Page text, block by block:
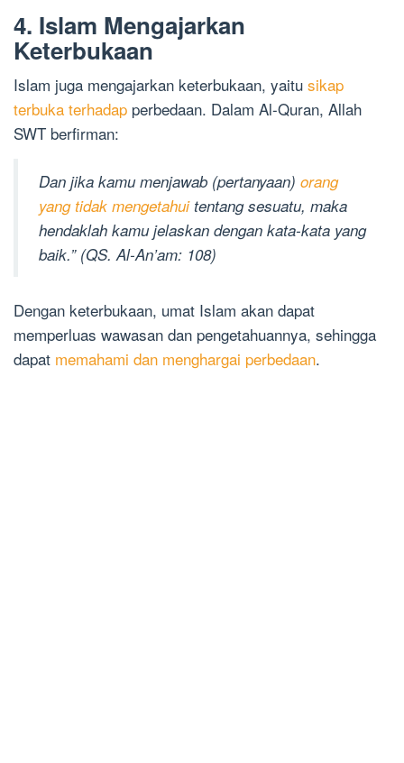
4. Islam Mengajarkan
Keterbukaan
Islam juga mengajarkan keterbukaan, yaitu sikap
terbuka terhadap perbedaan. Dalam Al-Quran, Allah
SWT berfirman:
Dan jika kamu menjawab (pertanyaan) orang
yang tidak mengetahuitentang sesuatu, maka
hendaklah kamu jelaskan dengan kata-kata yang
baik.” (QS. Al-An’am: 108)
Dengan keterbukaan, umat Islam akan dapat
memperluas wawasan dan pengetahuannya, sehingga
dapat memahami dan menghargai perbedaan.